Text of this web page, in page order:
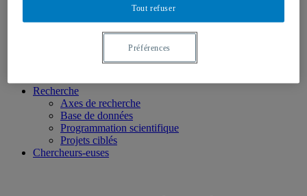
Recherche
Axes de recherche
Base de données
Programmation scientifique
Projets ciblés
Chercheurs-euses
Tout refuser
Préférences